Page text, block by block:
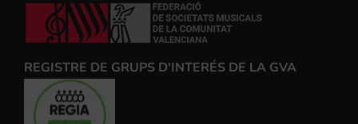
REGISTRE DE GRUPS D'INTERÉS DE LA GVA